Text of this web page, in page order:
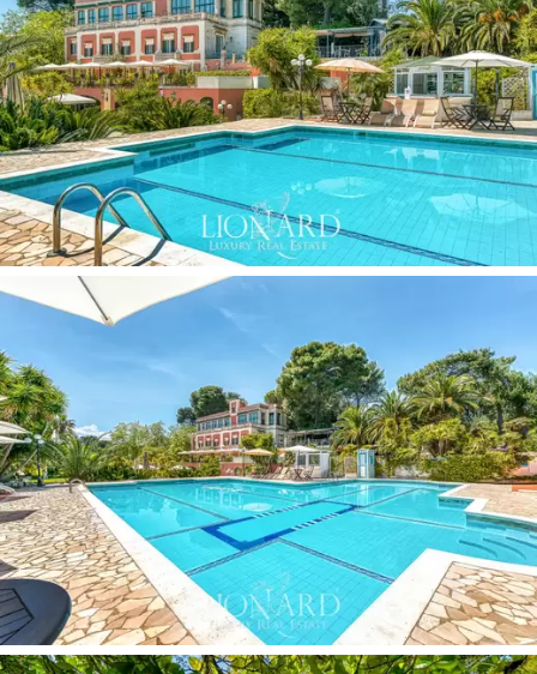
apulialaisen kiven aukiolle, jonka keskellä on kaunis
suihkulähde, jota ympäröivät kukkapenkit ja nurmikko.
Kaksitoista mukavaa makuuhuonetta jakavat kaikki
suuren tyylitutkimuksen ylellisyyden nimissä säilyttäen
samalla hillityt ja tyylikkäät huonekalut. Jokainen huone
on muotoilun aarrearkku, jossa voimme ihailla kankaiden
arvokkuutta, antiikkihuonekalujen kauneutta ja
valikoimaa taide-esineitä. Taustalla upeat seinät, joita
koristavat taideteokset ja taidemaalari Fulvio Massin
signeeraama trompe-l'oeil. Huvilan alemmassa ja
ensimmäisessä kerroksessa sijaitsevista on pääsy
terassille ja varjoisalle huvimajalle, josta on näkymät
puistoon ja uima-allasalueelle, mikä on ihanteellinen
nurkka runsaalle aamiaiselle luonnon tuoksujen keskellä.
Rakenteen kruunaa, aivan huvilan läheltä löytyy
rakennus, jossa on kaksi asuntoa henkilökunnalle,
autotalli, varasto, joitain teknisiä tiloja ja suuri
pysäköintialue noin 100 autolle.